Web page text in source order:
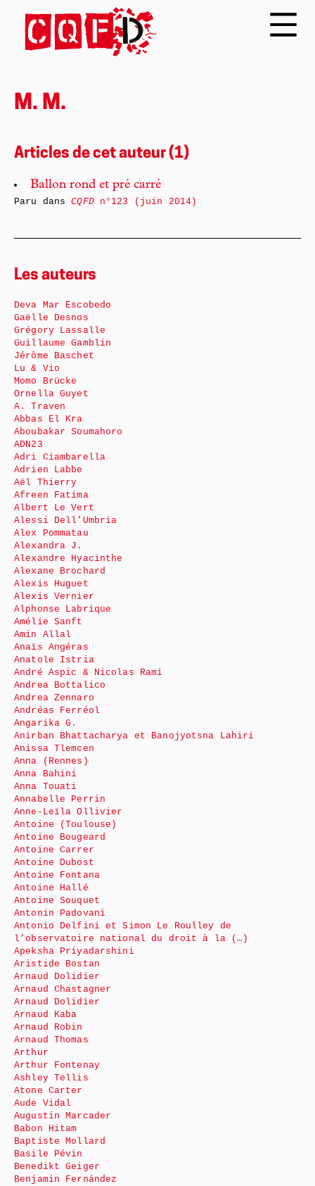
M. M.
Articles de cet auteur (1)
Ballon rond et pré carré
Paru dansCQFDn°123 (juin 2014)
Les auteurs
Deva Mar Escobedo
Gaëlle Desnos
Grégory Lassalle
Guillaume Gamblin
Jérôme Baschet
Lu & Vio
Momo Brücke
Ornella Guyet
A. Traven
Abbas El Kra
Aboubakar Soumahoro
ADN23
Adri Ciambarella
Adrien Labbe
Aël Thierry
Afreen Fatima
Albert Le Vert
Alessi Dell’Umbria
Alex Pommatau
Alexandra J.
Alexandre Hyacinthe
Alexane Brochard
Alexis Huguet
Alexis Vernier
Alphonse Labrique
Amélie Sanft
Amin Allal
Anaïs Angéras
Anatole Istria
André Aspic & Nicolas Rami
Andrea Bottalico
Andrea Zennaro
Andréas Ferréol
Angarika G.
Anirban Bhattacharya et Banojyotsna Lahiri
Anissa Tlemcen
Anna (Rennes)
Anna Bahini
Anna Touati
Annabelle Perrin
Anne-Leïla Ollivier
Antoine (Toulouse)
Antoine Bougeard
Antoine Carrer
Antoine Dubost
Antoine Fontana
Antoine Hallé
Antoine Souquet
Antonin Padovani
Antonio Delfini et Simon Le Roulley de
l’observatoire national du droit à la (…)
Apeksha Priyadarshini
Aristide Bostan
Arnaud Dolidier
Arnaud Chastagner
Arnaud Dolidier
Arnaud Kaba
Arnaud Robin
Arnaud Thomas
Arthur
Arthur Fontenay
Ashley Tellis
Atone Carter
Aude Vidal
Augustin Marcader
Babon Hitam
Baptiste Mollard
Basile Pévin
Benedikt Geiger
Benjamin Fernández